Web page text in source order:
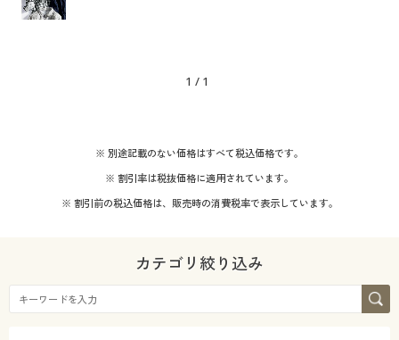
1 / 1
※ 別途記載のない価格はすべて税込価格です。
※ 割引率は税抜価格に適用されています。
※ 割引前の税込価格は、販売時の消費税率で表示しています。
カテゴリ絞り込み